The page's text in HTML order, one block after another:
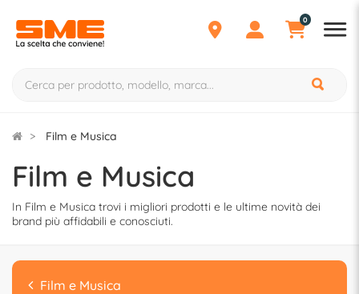
0
Film e Musica
Film e Musica
In Film e Musica trovi i migliori prodotti e le ultime novità dei
brand più affidabili e conosciuti.
Film e Musica